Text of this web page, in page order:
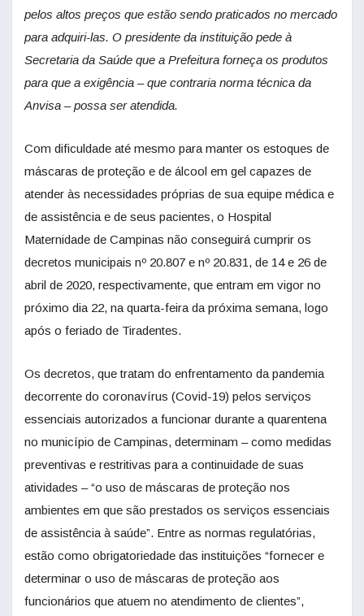
pelos altos preços que estão sendo praticados no mercado
para adquiri-las. O presidente da instituição pede à
Secretaria da Saúde que a Prefeitura forneça os produtos
para que a exigência – que contraria norma técnica da
Anvisa – possa ser atendida.
Com dificuldade até mesmo para manter os estoques de
máscaras de proteção e de álcool em gel capazes de
atender às necessidades próprias de sua equipe médica e
de assistência e de seus pacientes, o Hospital
Maternidade de Campinas não conseguirá cumprir os
decretos municipais nº 20.807 e nº 20.831, de 14 e 26 de
abril de 2020, respectivamente, que entram em vigor no
próximo dia 22, na quarta-feira da próxima semana, logo
após o feriado de Tiradentes.
Os decretos, que tratam do enfrentamento da pandemia
decorrente do coronavírus (Covid-19) pelos serviços
essenciais autorizados a funcionar durante a quarentena
no município de Campinas, determinam – como medidas
preventivas e restritivas para a continuidade de suas
atividades – “o uso de máscaras de proteção nos
ambientes em que são prestados os serviços essenciais
de assistência à saúde”. Entre as normas regulatórias,
estão como obrigatoriedade das instituições “fornecer e
determinar o uso de máscaras de proteção aos
funcionários que atuem no atendimento de clientes”,